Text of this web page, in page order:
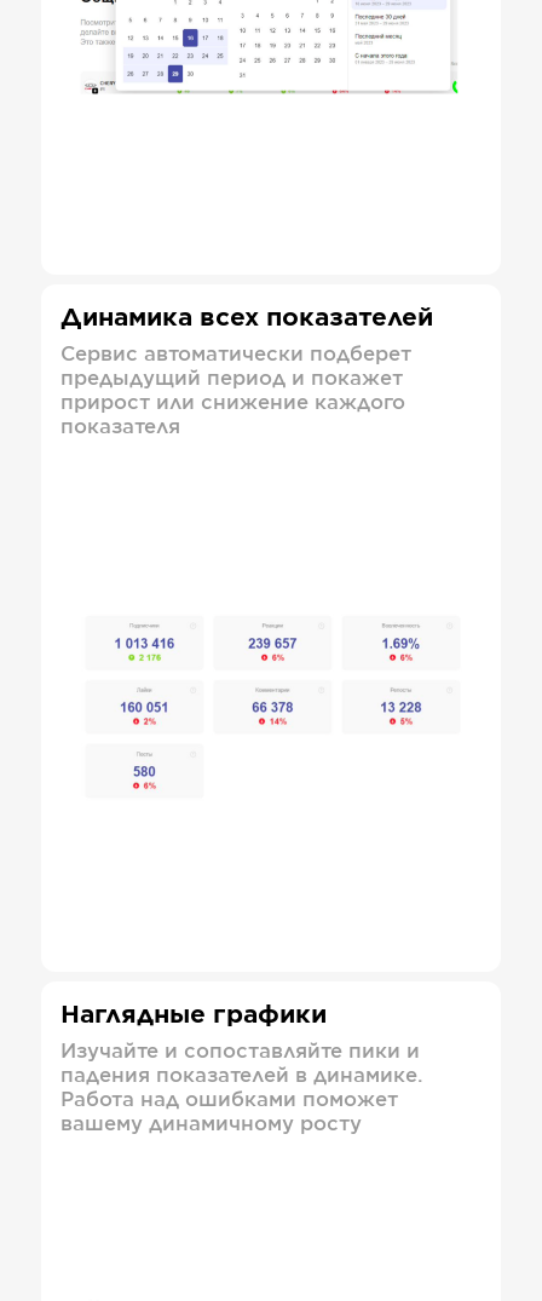
Динамика всех показателей
Сервис автоматически подберет
предыдущий период и покажет
прирост или снижение каждого
показателя
Наглядные графики
Изучайте и сопоставляйте пики и
падения показателей в динамике.
Работа над ошибками поможет
вашему динамичному росту